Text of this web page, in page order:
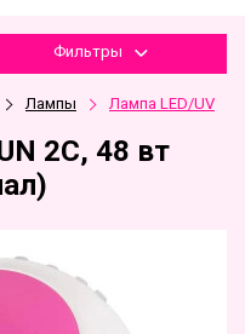
Фильтры
Лампы Лампа LED/UV
2C, 48 вт